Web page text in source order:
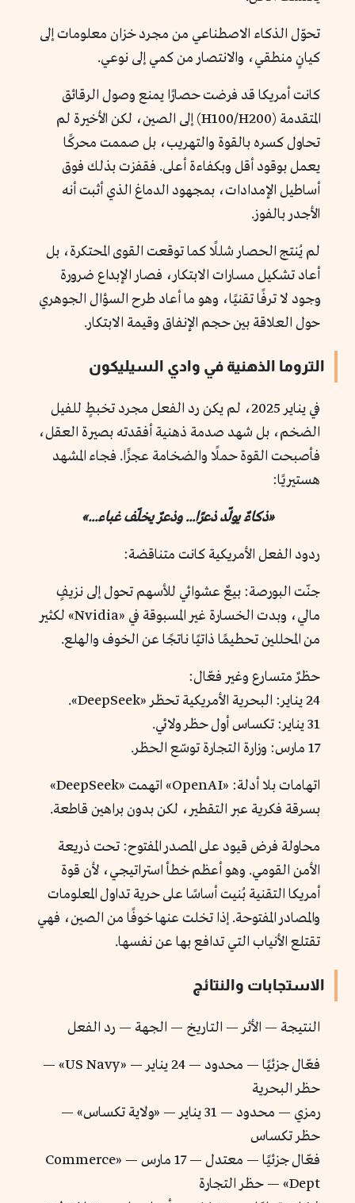
تحوّل الذكاء الاصطناعي من مجرد خزان معلومات إلى
كيانٍ منطقي، والانتصار من كمي إلى نوعي.
كانت أمريكا قد فرضت حصارًا يمنع وصول الرقائق
المتقدمة (H100/H200) إلى الصين، لكن الأخيرة لم
تحاول كسره بالقوة والتهريب، بل صممت محركًا
يعمل بوقود أقل وبكفاءة أعلى. فقفزت بذلك فوق
أساطيل الإمدادات، بمجهود الدماغ الذي أثبت أنه
الأجدر بالفوز.
لم يُنتج الحصار شللًا كما توقعت القوى المحتكرة، بل
أعاد تشكيل مسارات الابتكار، فصار الإبداع ضرورة
وجود لا ترفًا تقنيًا، وهو ما أعاد طرح السؤال الجوهري
حول العلاقة بين حجم الإنفاق وقيمة الابتكار.
التروما الذهنية في وادي السيليكون
في يناير 2025، لم يكن رد الفعل مجرد تخبطٍ للفيل
الضخم، بل شهد صدمة ذهنية أفقدته بصيرة العقل،
فأصبحت القوة حملًا والضخامة عجزًا. فجاء المشهد
هستيريًا:
«ذكاءٌ يولّد ذعرًا... وذعرٌ يخلّف غباء...»
ردود الفعل الأمريكية كانت متناقضة:
جنّت البورصة: بيعٌ عشوائي للأسهم تحول إلى نزيفٍ
مالي، وبدت الخسارة غير المسبوقة في «Nvidia» لكثير
من المحللين تحطيمًا ذاتيًا ناتجًا عن الخوف والهلع.
حظرٌ متسارع وغير فعّال:
24 يناير: البحرية الأمريكية تحظر «DeepSeek».
31 يناير: تكساس أول حظر ولائي.
17 مارس: وزارة التجارة توسّع الحظر.
اتهامات بلا أدلة: «OpenAI» اتهمت «DeepSeek»
بسرقة فكرية عبر التقطير، لكن بدون براهين قاطعة.
محاولة فرض قيود على المصدر المفتوح: تحت ذريعة
الأمن القومي. وهو أعظم خطأ استراتيجي، لأن قوة
أمريكا التقنية بُنيت أساسًا على حرية تداول المعلومات
والمصادر المفتوحة. إذا تخلت عنها خوفًا من الصين، فهي
تقتلع الأنياب التي تدافع بها عن نفسها.
الاستجابات والنتائج
النتيجة — الأثر — التاريخ — الجهة — رد الفعل
فعّال جزئيًا — محدود — 24 يناير — «US Navy» —
حظر البحرية
رمزي — محدود — 31 يناير — «ولاية تكساس» —
حظر تكساس
فعّال جزئيًا — معتدل — 17 مارس — «Commerce
Dept» — حظر التجارة